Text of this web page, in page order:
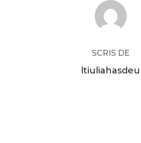
AUTOR ARTICOL
SCRIS DE
ltiuliahasdeu